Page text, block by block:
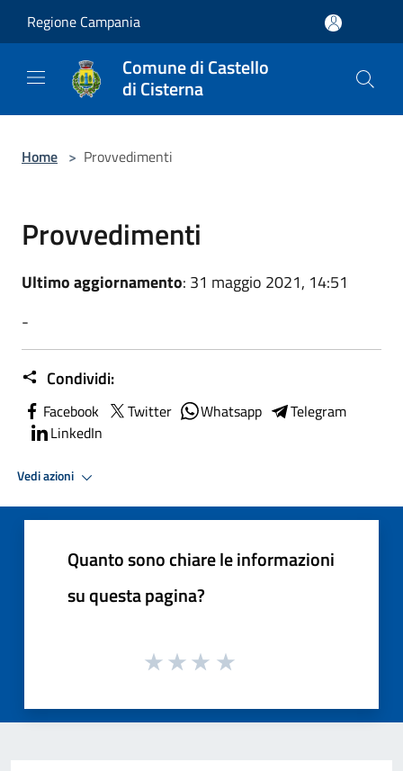
Regione Campania
Comune di Castello
di Cisterna
Home > Provvedimenti
Provvedimenti
Ultimo aggiornamento: 31 maggio 2021, 14:51
-
Condividi:
Facebook Twitter Whatsapp
Telegram
LinkedIn
Vedi azioni
Quanto sono chiare le informazioni
su questa pagina?